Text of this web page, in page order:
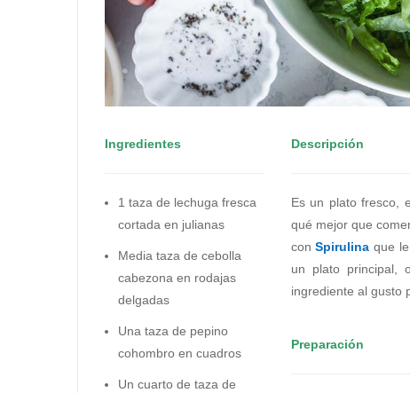
Ingredientes
1 taza de lechuga fresca
cortada en julianas
Media taza de cebolla
cabezona en rodajas
delgadas
Una taza de pepino
cohombro en cuadros
Un cuarto de taza de
Descripción
Es un plato fresco,
qué mejor que
conSpirulina que
un plato principal,
ingrediente al gusto
Preparación